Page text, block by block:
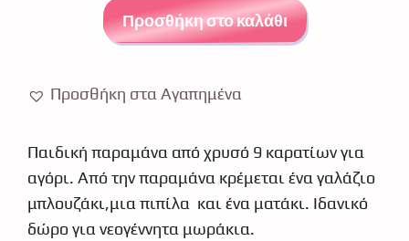
παιδική
χρυσή
Προσθήκη στο καλάθι
Προσθήκη στα Αγαπημένα
Παιδική παραμάνα από χρυσό 9 καρατίων για
αγόρι. Από την παραμάνα κρέμεται ένα γαλάζιο
μπλουζάκι,μια πιπίλα και ένα ματάκι. Ιδανικό
δώρο για νεογέννητα μωράκια.